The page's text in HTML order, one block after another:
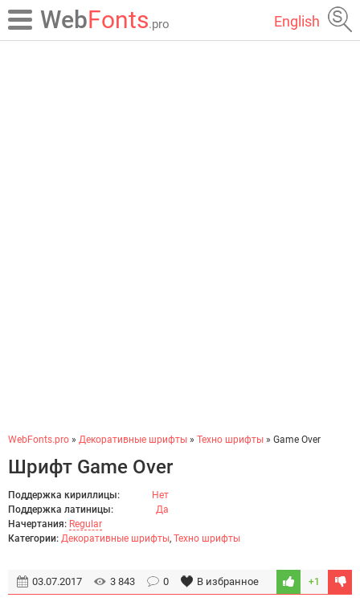
WebFonts.pro English
WebFonts.pro » Декоративные шрифты » Техно шрифты » Game Over
Шрифт Game Over
Поддержка кириллицы:
Нет
Поддержка латиницы:
Да
Начертания: Regular
Категории: Декоративные шрифты, Техно шрифты
03.07.2017 3 843 0 В избранное +1